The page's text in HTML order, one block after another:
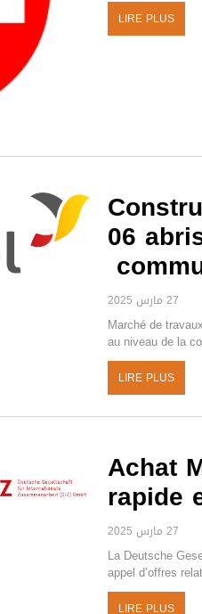
LIRE PLUS
06
27 مارس 2025
Marché de
au niveau de la
LIRE PLUS
Achat
rapide
27 مارس 2025
La Deutsche
appel d’offres
LIRE PLUS